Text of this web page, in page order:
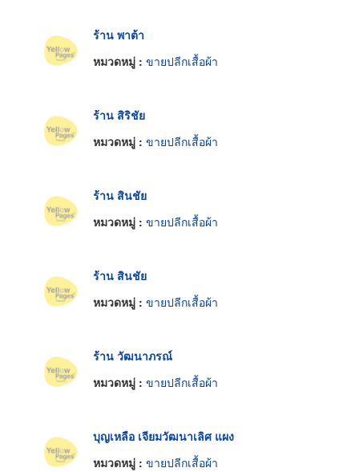
ร้าน พาต้า
หมวดหมู่ : ขายปลีกเสื้อผ้า
ร้าน สิริชัย
หมวดหมู่ : ขายปลีกเสื้อผ้า
ร้าน สินชัย
หมวดหมู่ : ขายปลีกเสื้อผ้า
ร้าน สินชัย
หมวดหมู่ : ขายปลีกเสื้อผ้า
ร้าน วัฒนาภรณ์
หมวดหมู่ : ขายปลีกเสื้อผ้า
บุญเหลือ เจียมวัฒนาเลิศ แผง
หมวดหมู่ : ขายปลีกเสื้อผ้า